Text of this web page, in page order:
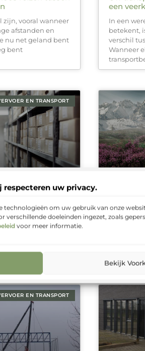
respecteren uw privacy.
technologieën om uw gebruik van onze
doeleinden ingezet, zoals
voor meer informatie.
Bekijk
zijn, vooral wanneer
afstanden en
nu net geland bent
bent
een
In een
betekent,
verschil
Wanneer
EN TRANSPORT
een
pijlers
die dagelijks
De
Het
EN TRANSPORT